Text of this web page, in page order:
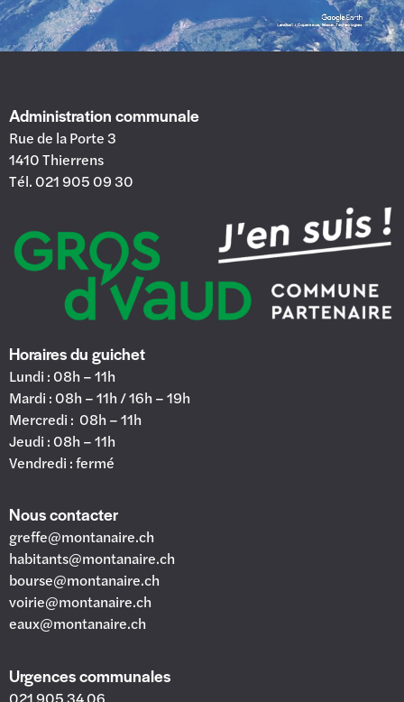
Administration communale
Rue de la Porte 3
1410 Thierrens
Tél. 021 905 09 30
Horaires du guichet
Lundi : 08h – 11h
Mardi : 08h – 11h / 16h – 19h
Mercredi : 08h – 11h
Jeudi : 08h – 11h
Vendredi : fermé
Nous contacter
greffe@montanaire.ch
habitants@montanaire.ch
bourse@montanaire.ch
voirie@montanaire.ch
eaux@montanaire.ch
Urgences communales
021 905 34 06